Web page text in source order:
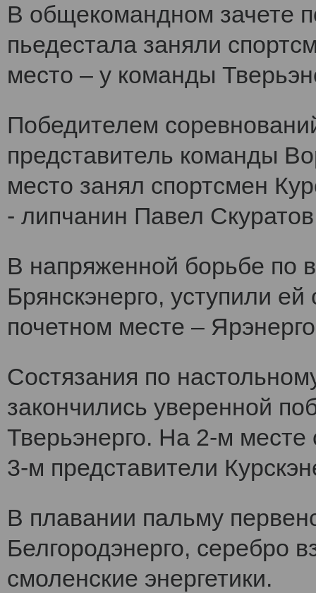
В общекомандном зачете
пьедестала заняли
место – у команды
Победителем
представитель команды
место занял спортсмен
- липчанин Павел
В напряженной борьбе по
Брянскэнерго, уступили
почетном месте –
Состязания по
закончились уверенной
Тверьэнерго. На 2-м
3-м представители
В плавании пальму
Белгородэнерго, серебро
смоленские энергетики.